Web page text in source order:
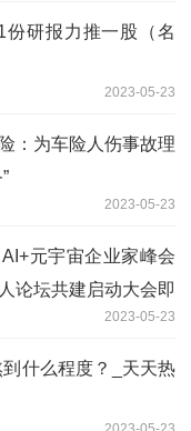
份研报力推一股（名
2023-05-23
：为车险人伤事故理
2023-05-23
元宇宙企业家峰会
论坛共建启动大会即
2023-05-23
什么程度？_天天热